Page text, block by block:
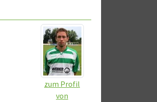
zum Profil
von